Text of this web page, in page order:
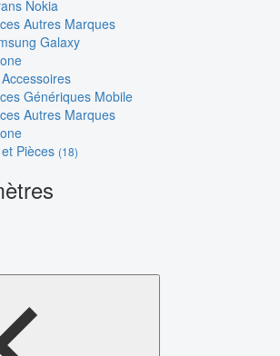
Nokia
Autres Marques
Galaxy
Génériques Mobile
Autres Marques
Pièces (18)